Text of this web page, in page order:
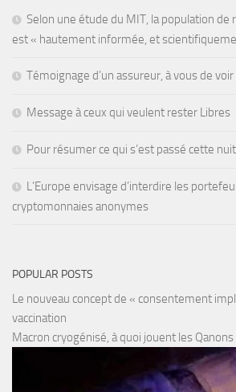
Selon une étude du MIT, la population de
est « hautement informée, et
Témoignage d’un assureur, à vous de voir
Message à ceux qui veulent rester Libres
Pour résumer ce qui s’est passé cette
L’Europe envisage d’interdire les
cryptomonnaies anonymes
POPULAR POSTS
Le nouveau concept de « consentement
vaccination
Macron cryogénisé, à quoi jouent les Qanons